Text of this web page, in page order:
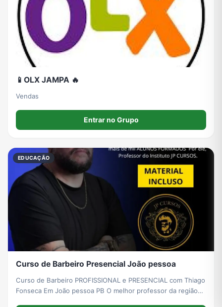
📱OLX JAMPA 🔥
Vendas
Entrar no Grupo
EDUCAÇÃO
Curso de Barbeiro Presencial João pessoa
Curso de Barbeiro PROFISSIONAL e PRESENCIAL com Thiago
Fonseca Em João pessoa PB O melhor professor da região